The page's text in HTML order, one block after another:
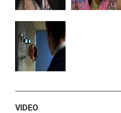
VIDEO